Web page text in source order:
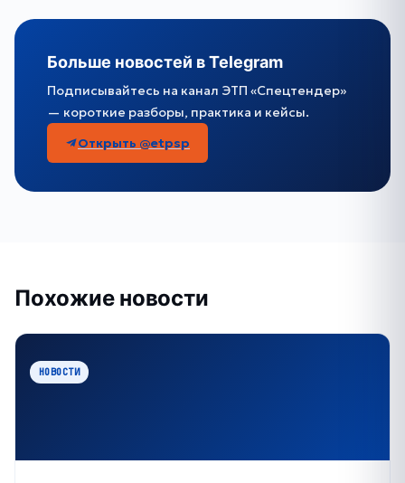
Больше новостей в Telegram
Подписывайтесь на канал ЭТП «Спецтендер»
— короткие разборы, практика и кейсы.
Открыть @etpsp
Похожие новости
НОВОСТИ